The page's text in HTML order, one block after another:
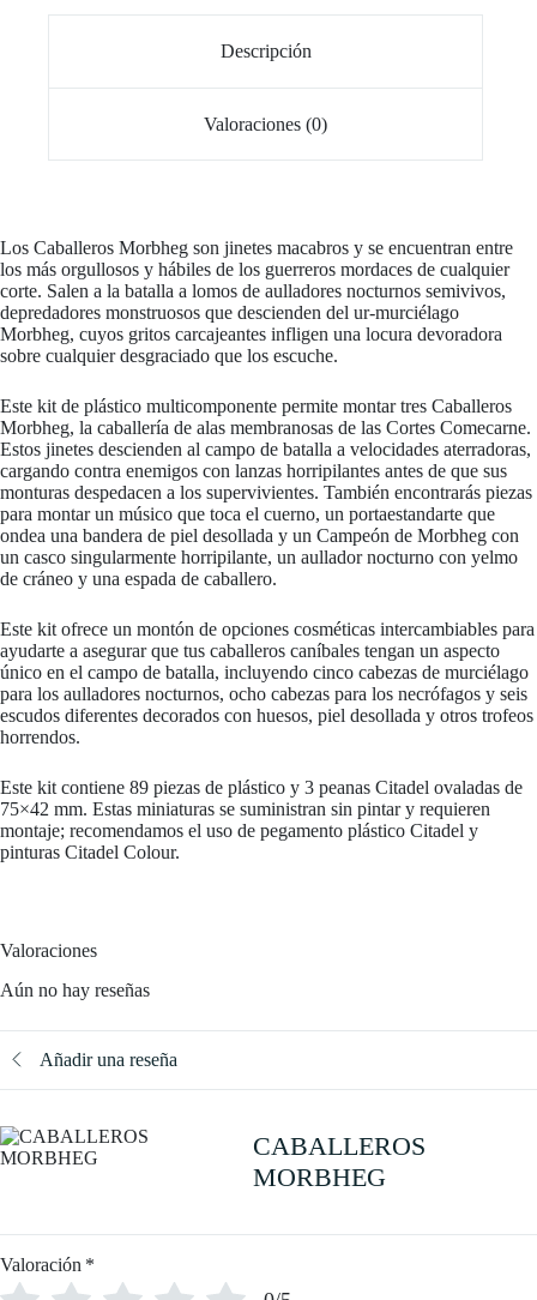
Descripción
Valoraciones (0)
Los Caballeros Morbheg son jinetes macabros y se encuentran entre
los más orgullosos y hábiles de los guerreros mordaces de cualquier
corte. Salen a la batalla a lomos de aulladores nocturnos semivivos,
depredadores monstruosos que descienden del ur-murciélago
Morbheg, cuyos gritos carcajeantes infligen una locura devoradora
sobre cualquier desgraciado que los escuche.
Este kit de plástico multicomponente permite montar tres Caballeros
Morbheg, la caballería de alas membranosas de las Cortes Comecarne.
Estos jinetes descienden al campo de batalla a velocidades aterradoras,
cargando contra enemigos con lanzas horripilantes antes de que sus
monturas despedacen a los supervivientes. También encontrarás piezas
para montar un músico que toca el cuerno, un portaestandarte que
ondea una bandera de piel desollada y un Campeón de Morbheg con
un casco singularmente horripilante, un aullador nocturno con yelmo
de cráneo y una espada de caballero.
Este kit ofrece un montón de opciones cosméticas intercambiables para
ayudarte a asegurar que tus caballeros caníbales tengan un aspecto
único en el campo de batalla, incluyendo cinco cabezas de murciélago
para los aulladores nocturnos, ocho cabezas para los necrófagos y seis
escudos diferentes decorados con huesos, piel desollada y otros trofeos
horrendos.
Este kit contiene 89 piezas de plástico y 3 peanas Citadel ovaladas de
75×42 mm. Estas miniaturas se suministran sin pintar y requieren
montaje; recomendamos el uso de pegamento plástico Citadel y
pinturas Citadel Colour.
Valoraciones
Aún no hay reseñas
Añadir una reseña
CABALLEROS
MORBHEG
Valoración *